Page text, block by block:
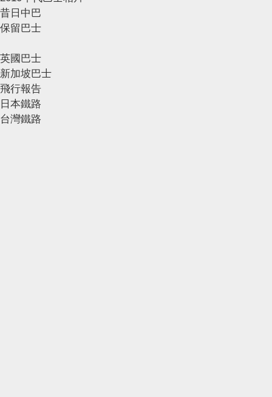
昔日中巴
保留巴士
英國巴士
新加坡巴士
飛行報告
日本鐵路
台灣鐵路